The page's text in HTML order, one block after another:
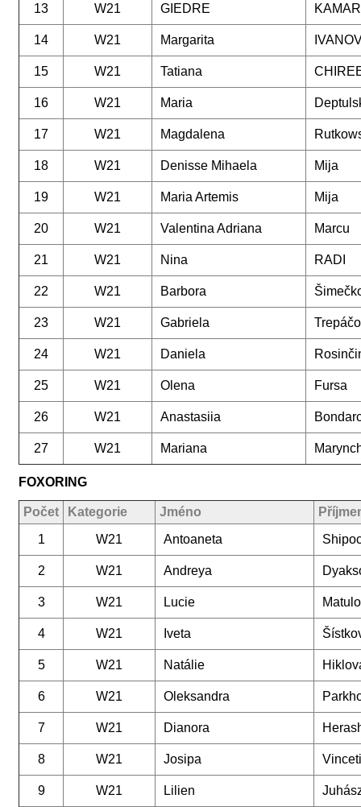
13 W21 GIEDRE
14 W21 Margarita
15 W21 Tatiana
16 W21 Maria
17 W21 Magdalena
18 W21 Denisse Mihaela Mija
19 W21 Maria Artemis Mija
20 W21 Valentina Adriana Marcu
21 W21 Nina RADI
22 W21 Barbora
23 W21 Gabriela
24 W21 Daniela
25 W21 Olena Fursa
26 W21 Anastasiia
27 W21 Mariana
FOXORING
Počet Kategorie Jméno
1
W21 Antoaneta
2 W21 Andreya
3 W21 Lucie
4 W21 Iveta
5 W21 Natálie
6 W21 Oleksandra
7 W21 Dianora
8 W21 Josipa
9 W21 Lilien